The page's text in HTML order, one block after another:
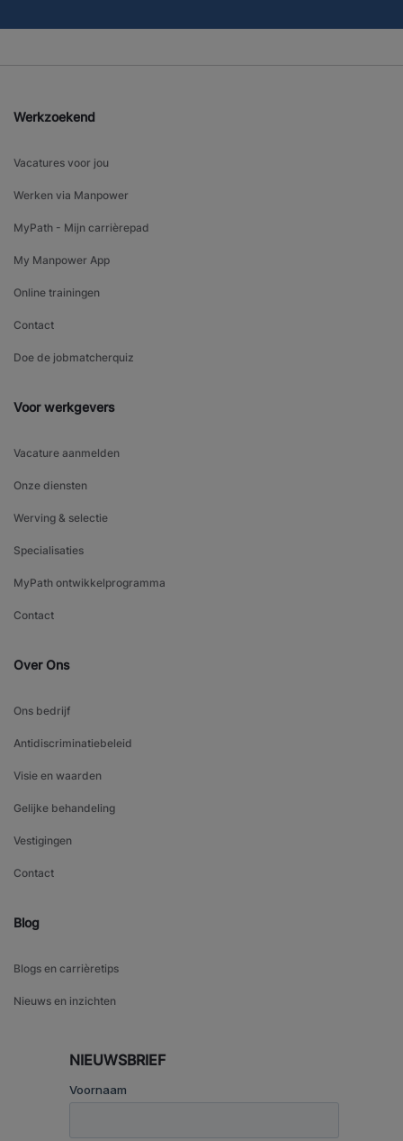
Werkzoekend
Vacatures voor jou
Werken via Manpower
MyPath - Mijn carrièrepad
My Manpower App
Online trainingen
Contact
Doe de jobmatcherquiz
Voor werkgevers
Vacature aanmelden
Onze diensten
Werving & selectie
Specialisaties
MyPath ontwikkelprogramma
Contact
Over Ons
Ons bedrijf
Antidiscriminatiebeleid
Visie en waarden
Gelijke behandeling
Vestigingen
Contact
Blog
Blogs en carrièretips
Nieuws en inzichten
NIEUWSBRIEF